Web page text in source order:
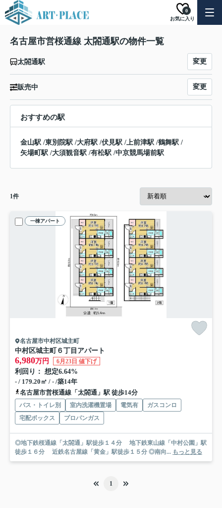
お気に入り
0
名古屋市営桜通線 太閤通駅の物件一覧
太閤通駅 変更
販売中 変更
おすすめの駅
金山駅 /東別院駅 /大府駅 /伏見駅 /上前津駅 /鶴舞駅 /
矢場町駅 /大須観音駅 /有松駅 /中京競馬場前駅
1件
一棟アパート
名古屋市中村区城主町
中村区城主町６丁目アパート
6,980万円 6月23日 値下げ
利回り： 想定6.64%
- / 179.20㎡ / - /築14年
名古屋市営桜通線「太閤通」駅 徒歩14分
バス・トイレ別 室内洗濯機置場 電気有
ガスコンロ
宅配ボックス
プロパンガス
◎地下鉄桜通線「太閤通」駅徒歩１４分 地下鉄東山線「中村公園」駅
徒歩１６分 近鉄名古屋線「黄金」駅徒歩１５分 ◎南向... もっと見る
1